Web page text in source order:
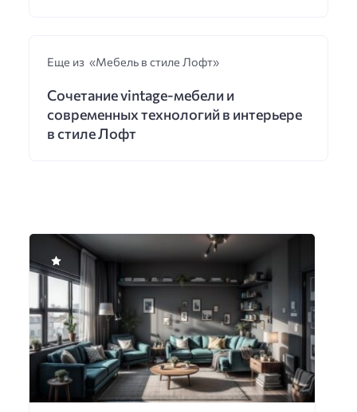
Еще из «Мебель в стиле Лофт»
Сочетание vintage-мебели и
современных технологий в интерьере
в стиле Лофт